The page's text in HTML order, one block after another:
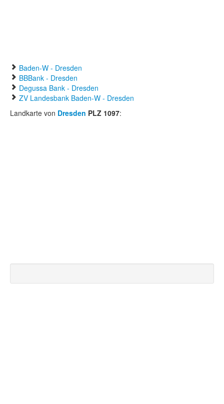
Baden-W - Dresden
BBBank - Dresden
Degussa Bank - Dresden
ZV Landesbank Baden-W - Dresden
Landkarte von Dresden PLZ 1097: